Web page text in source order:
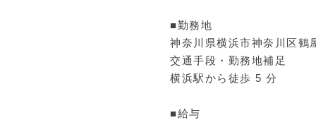
■勤務地
神奈川県横浜市神奈川区
交通手段・勤務地補足
横浜駅から徒歩 5 分
■給与